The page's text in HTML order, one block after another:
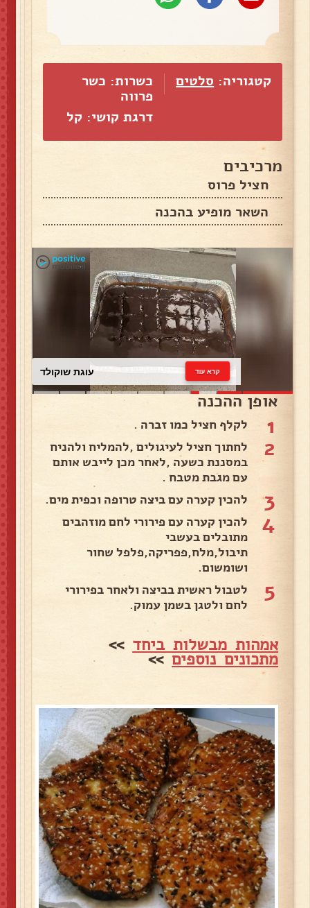
קטגוריה: סלטים
כשרות: כשר
פרווה
דרגת קושי: קל
מרכיבים
חציל פרוס
השאר מופיע בהכנה
עוגת שוקולד קרא עוד
אופן ההכנה
1 לקלף חציל כמו זברה .
2
לחתוך חציל לעיגולים ,להמליח ולהניח
במסננת כשעה ,לאחר מכן לייבש אותם
עם מגבת מטבח .
3 להכין קערה עם ביצה טרופה וכפית מים.
4
להכין קערה עם פירורי לחם מוזהבים
מתובלים בעשבי
תיבול,מלח,פפריקה,פלפל שחור
ושומשום.
5
לטבול ראשית בביצה ולאחר בפירורי
לחם ולטגן בשמן עמוק.
אמהות מבשלות ביחד >>
מתכונים נוספים>>